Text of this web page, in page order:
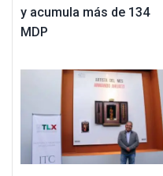
y acumula más de 134
MDP